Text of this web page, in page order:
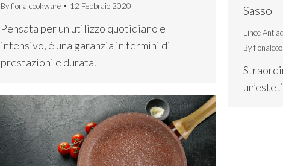
Byflonalcookware 12 Febbraio 2020
Pensata per un utilizzo quotidiano e
intensivo, è una garanzia in termini di
prestazioni e durata.
Sasso
Linee
By